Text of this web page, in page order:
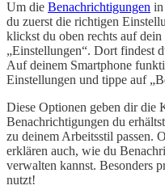
Um die Benachrichtigungen in
du zuerst die richtigen
klickst du oben rechts auf
„Einstellungen“. Dort findest
Auf deinem Smartphone
Einstellungen und tippe auf
Diese Optionen geben dir die
Benachrichtigungen du
zu deinem Arbeitsstil passen.
erklären auch, wie du
verwalten kannst. Besonders
nutzt!